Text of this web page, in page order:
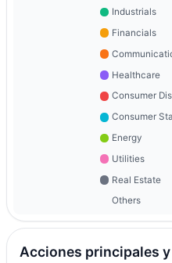
Industrials
Financials
Healthcare
Consumer
Consumer
Energy
Utilities
Real Estate
Others
Acciones principales